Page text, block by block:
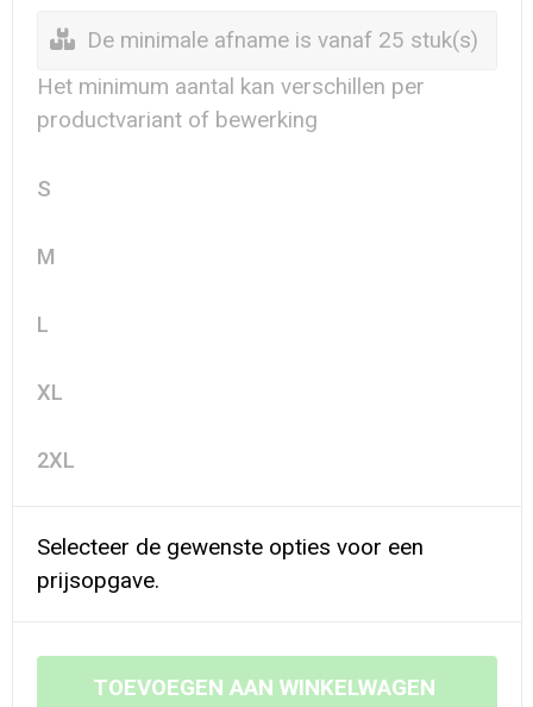
De minimale afname is vanaf 25 stuk(s)
Het minimum aantal kan verschillen per
productvariant of bewerking
S
M
L
XL
2XL
Selecteer de gewenste opties voor een
prijsopgave.
TOEVOEGEN AAN WINKELWAGEN